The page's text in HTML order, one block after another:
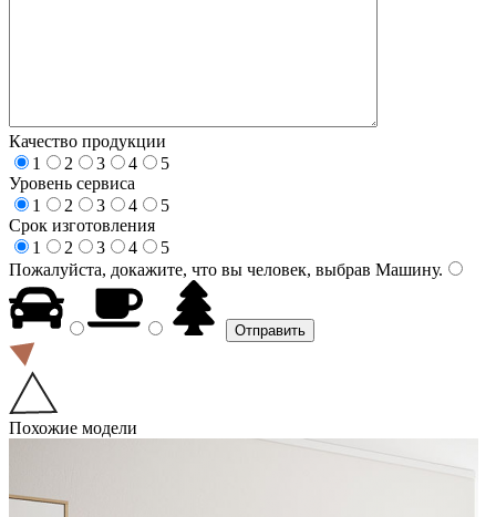
Качество продукции
1
2 3 4
5
Уровень сервиса
1
2 3 4
5
Срок изготовления
1
2 3 4
5
Пожалуйста, докажите, что вы человек, выбрав Машину.
Похожие модели